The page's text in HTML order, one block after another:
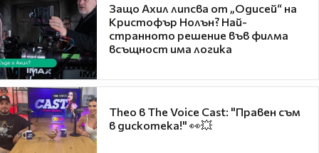
Защо Ахил липсва от „Одисей“ на
Кристофър Нолън? Най-
странното решение във филма
всъщност има логика
Theo в The Voice Cast: "Правен съм
в дискотека!" 👀💥